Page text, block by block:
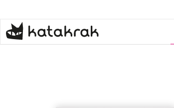
contenido
principal